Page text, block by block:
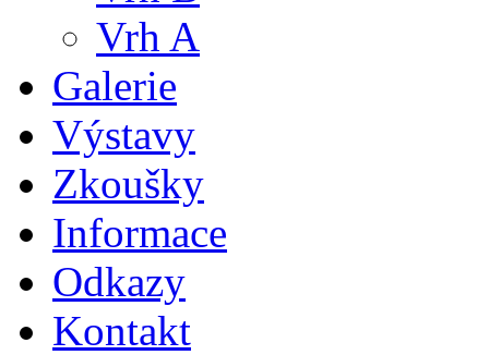
Vrh A
Galerie
Výstavy
Zkoušky
Informace
Odkazy
Kontakt